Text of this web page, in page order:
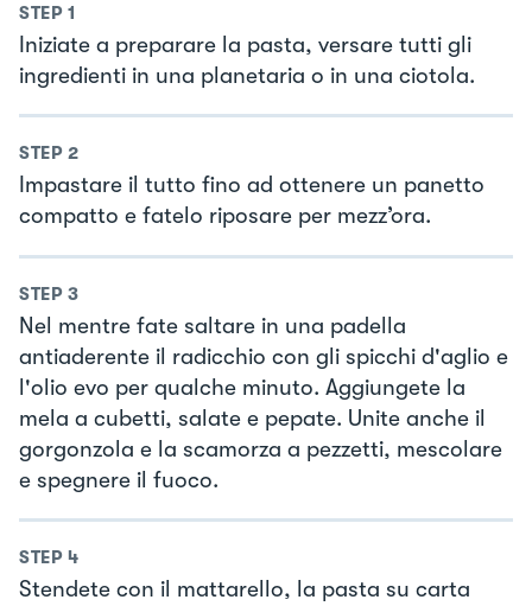
STEP 1
Iniziate a preparare la pasta, versare tutti gli
ingredienti in una planetaria o in una ciotola.
STEP 2
Impastare il tutto fino ad ottenere un panetto
compatto e fatelo riposare per mezz’ora.
STEP 3
Nel mentre fate saltare in una padella
antiaderente il radicchio con gli spicchi d'aglio e
l'olio evo per qualche minuto. Aggiungete la
mela a cubetti, salate e pepate. Unite anche il
gorgonzola e la scamorza a pezzetti, mescolare
e spegnere il fuoco.
STEP 4
Stendete con il mattarello, la pasta su carta